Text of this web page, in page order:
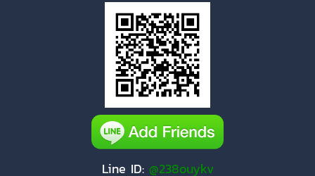
Line ID: @238ouykv